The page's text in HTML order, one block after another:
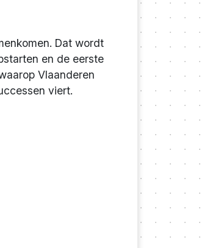
Dat wordt
en de eerste
Vlaanderen
viert.